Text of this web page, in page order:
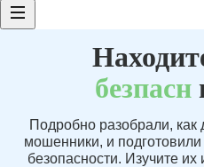
безпасн
Подробно разобрали, как
мошенники, и
безопасности. Изучите их